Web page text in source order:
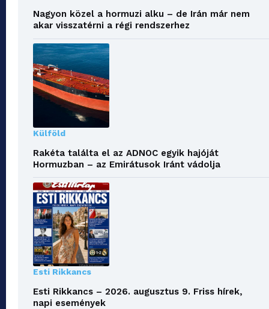
Nagyon közel a hormuzi alku – de Irán már nem
akar visszatérni a régi rendszerhez
Külföld
Rakéta találta el az ADNOC egyik hajóját
Hormuzban – az Emirátusok Iránt vádolja
Esti Rikkancs
Esti Rikkancs – 2026. augusztus 9. Friss hírek,
napi események